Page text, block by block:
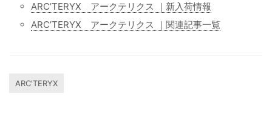
ARC’TERYX アークテリクス ｜新入荷情報
ARC’TERYX アークテリクス ｜関連記事一覧
ARC'TERYX